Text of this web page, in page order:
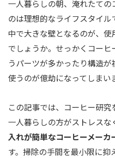
一人暮らしの朝、淹れたて
のは理想的なライフスタイ
中で大きな壁となるのが、
でしょうか。せっかくコー
うパーツが多かったり構造
使うのが億劫になってしまい
この記事では、コーヒー研究
一人暮らしの方がストレスな
入れが簡単なコーヒーメーカ
す。掃除の手間を最小限に